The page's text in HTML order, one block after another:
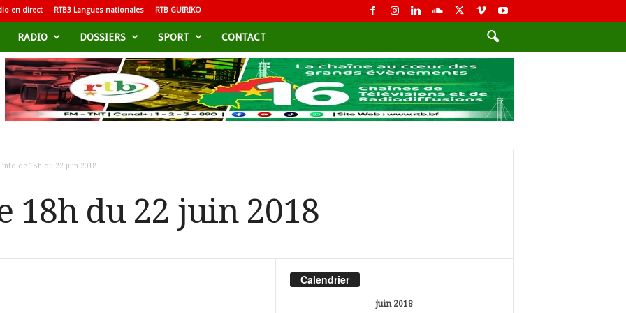
en direct RTB3 Langues nationales RTB GUIRIKO
RADIO DOSSIERS SPORT CONTACT
info de 18h du 22 juin 2018
18h du 22 juin 2018
Calendrier
juin 2018